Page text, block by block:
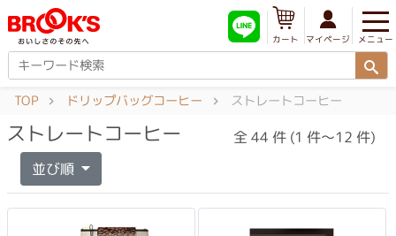
メニュー
マイページ
カート
TOP ドリップバッグコーヒー ストレートコーヒー
ストレートコーヒー 全 44 件 (1 件～12 件)
並び順